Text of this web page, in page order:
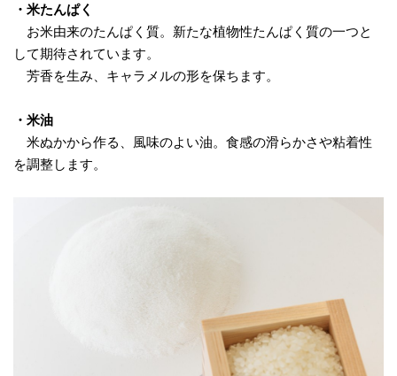
・米たんぱく
お米由来のたんぱく質。新たな植物性たんぱく質の一つと
して期待されています。
芳香を生み、キャラメルの形を保ちます。
・米油
米ぬかから作る、風味のよい油。食感の滑らかさや粘着性
を調整します。